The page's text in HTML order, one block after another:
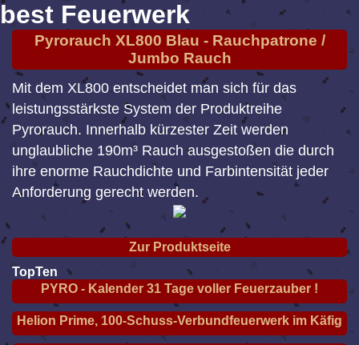
best Feuerwerk
Pyrorauch XL800 Blau - Rauchpatrone /
Jumbo Rauch
Mit dem XL800 entscheidet man sich für das
leistungsstärkste System der Produktreihe
Pyrorauch. Innerhalb kürzester Zeit werden
unglaubliche 190m³ Rauch ausgestoßen die durch
ihre enorme Rauchdichte und Farbintensität jeder
Anforderung gerecht werden.
Zur Produktseite
TopTen
PYRO - Kalender 31 Tage voller Feuerzauber !
Helion Prime, 100-Schuss-Verbundfeuerwerk im Käfig